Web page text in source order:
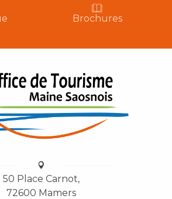
Brochures
50 Place Carnot,
72600 Mamers